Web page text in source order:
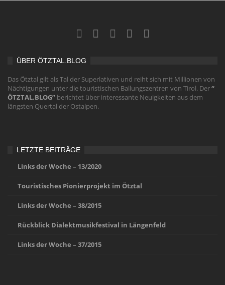
ÜBER ÖTZTAL.BLOG
Das Ötztal gilt als Tal der Superlativen und reiht sich mit Millionen von
Nächtigungen unter die touristischen Ballungszentren von Tirol. Der“
ÖTZTAL.BLOG” berichtet über interessante Neuigkeiten aus dem
längsten Quertal der Ostalpen.
LETZTE BEITRÄGE
Links der Woche – 13/2020
Touristisches Pionierprojekt im Ötztal
Links der Woche – 38/2015
Rückblick Dialektmusikfestival in Längenfeld
Links der Woche – 37/2015